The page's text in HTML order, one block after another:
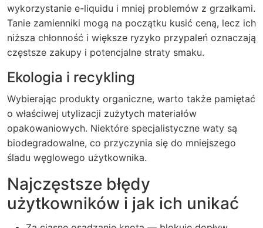
wykorzystanie e-liquidu i mniej problemów z grzałkami.
Tanie zamienniki mogą na początku kusić ceną, lecz ich
niższa chłonność i większe ryzyko przypaleń oznaczają
częstsze zakupy i potencjalne straty smaku.
Ekologia i recykling
Wybierając produkty organiczne, warto także pamiętać
o właściwej utylizacji zużytych materiałów
opakowaniowych. Niektóre specjalistyczne waty są
biodegradowalne, co przyczynia się do mniejszego
śladu węglowego użytkownika.
Najczęstsze błędy
użytkowników i jak ich unikać